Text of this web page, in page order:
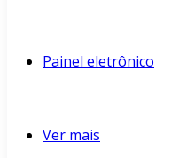
Painel eletrônico
Ver mais